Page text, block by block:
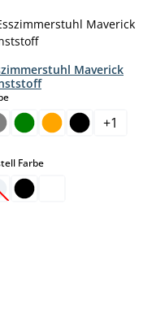
Maverick
auswählen
+1
Farbeauswählen
Option ist zurzeit